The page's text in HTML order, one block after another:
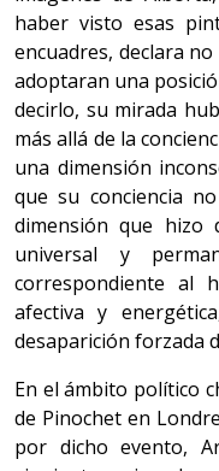
haber visto esas
encuadres, declara
adoptaran una
decirlo, su mirada
más allá de la
una dimensión
que su conciencia
dimensión que hizo
universal y
correspondiente al
afectiva y
desaparición forzada
En el ámbito político
de Pinochet en
por dicho evento,